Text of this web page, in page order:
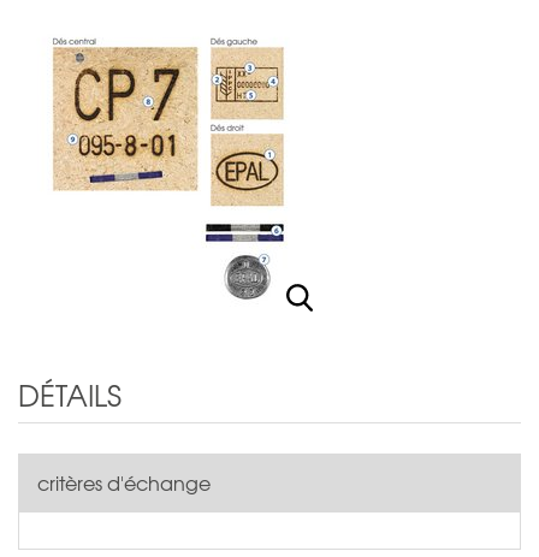
DÉTAILS
critères d'échange